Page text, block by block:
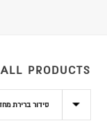
ALL PRODUCTS